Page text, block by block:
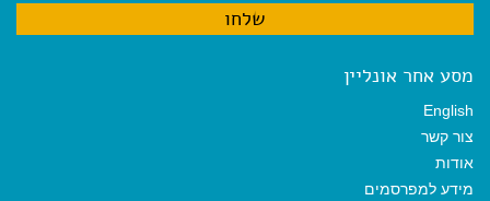
מסע אחר אונליין
English
צור קשר
אודות
מידע למפרסמים